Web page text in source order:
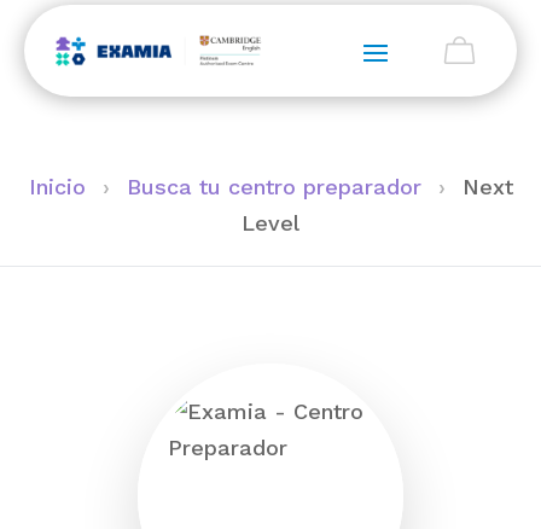
Inicio › Busca tu centro preparador ›
Next
Level